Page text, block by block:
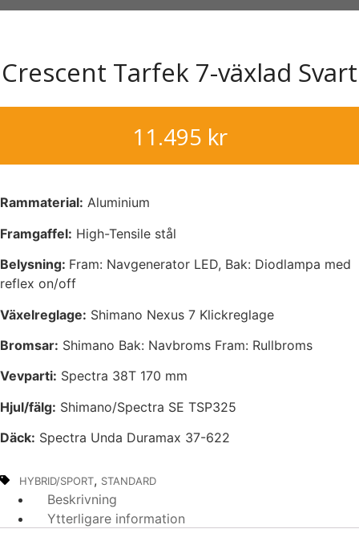
Crescent Tarfek 7-växlad Svart
11.495 kr
Rammaterial: Aluminium
Framgaffel: High-Tensile stål
Belysning: Fram: Navgenerator LED, Bak: Diodlampa med
reflex on/off
Växelreglage: Shimano Nexus 7 Klickreglage
Bromsar: Shimano Bak: Navbroms Fram: Rullbroms
Vevparti: Spectra 38T 170 mm
Hjul/fälg: Shimano/Spectra SE TSP325
Däck: Spectra Unda Duramax 37-622
HYBRID/SPORT, STANDARD
Beskrivning
Ytterligare information